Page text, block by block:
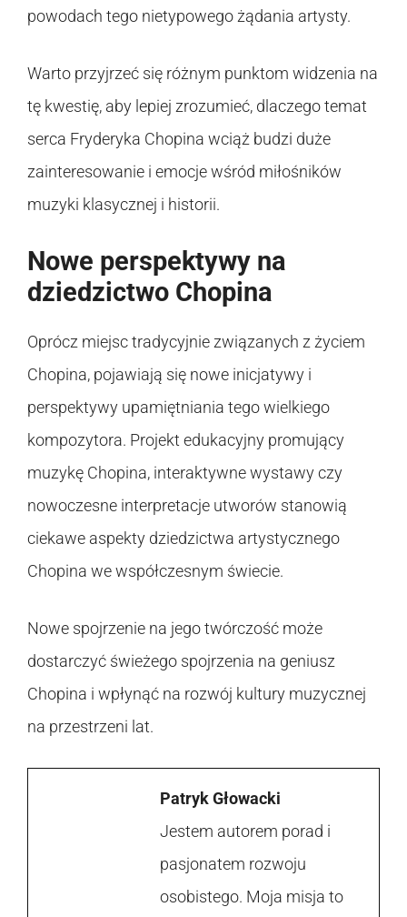
powodach tego nietypowego żądania artysty.
Warto przyjrzeć się różnym punktom widzenia na
tę kwestię, aby lepiej zrozumieć, dlaczego temat
serca Fryderyka Chopina wciąż budzi duże
zainteresowanie i emocje wśród miłośników
muzyki klasycznej i historii.
Nowe perspektywy na
dziedzictwo Chopina
Oprócz miejsc tradycyjnie związanych z życiem
Chopina, pojawiają się nowe inicjatywy i
perspektywy upamiętniania tego wielkiego
kompozytora. Projekt edukacyjny promujący
muzykę Chopina, interaktywne wystawy czy
nowoczesne interpretacje utworów stanowią
ciekawe aspekty dziedzictwa artystycznego
Chopina we współczesnym świecie.
Nowe spojrzenie na jego twórczość może
dostarczyć świeżego spojrzenia na geniusz
Chopina i wpłynąć na rozwój kultury muzycznej
na przestrzeni lat.
Patryk Głowacki
Jestem autorem porad i
pasjonatem rozwoju
osobistego. Moja misja to